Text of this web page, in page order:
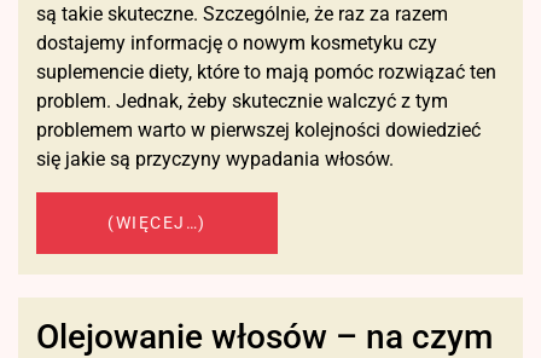
są takie skuteczne. Szczególnie, że raz za razem
dostajemy informację o nowym kosmetyku czy
suplemencie diety, które to mają pomóc rozwiązać ten
problem. Jednak, żeby skutecznie walczyć z tym
problemem warto w pierwszej kolejności dowiedzieć
się jakie są przyczyny wypadania włosów.
(WIĘCEJ…)
Olejowanie włosów – na czym